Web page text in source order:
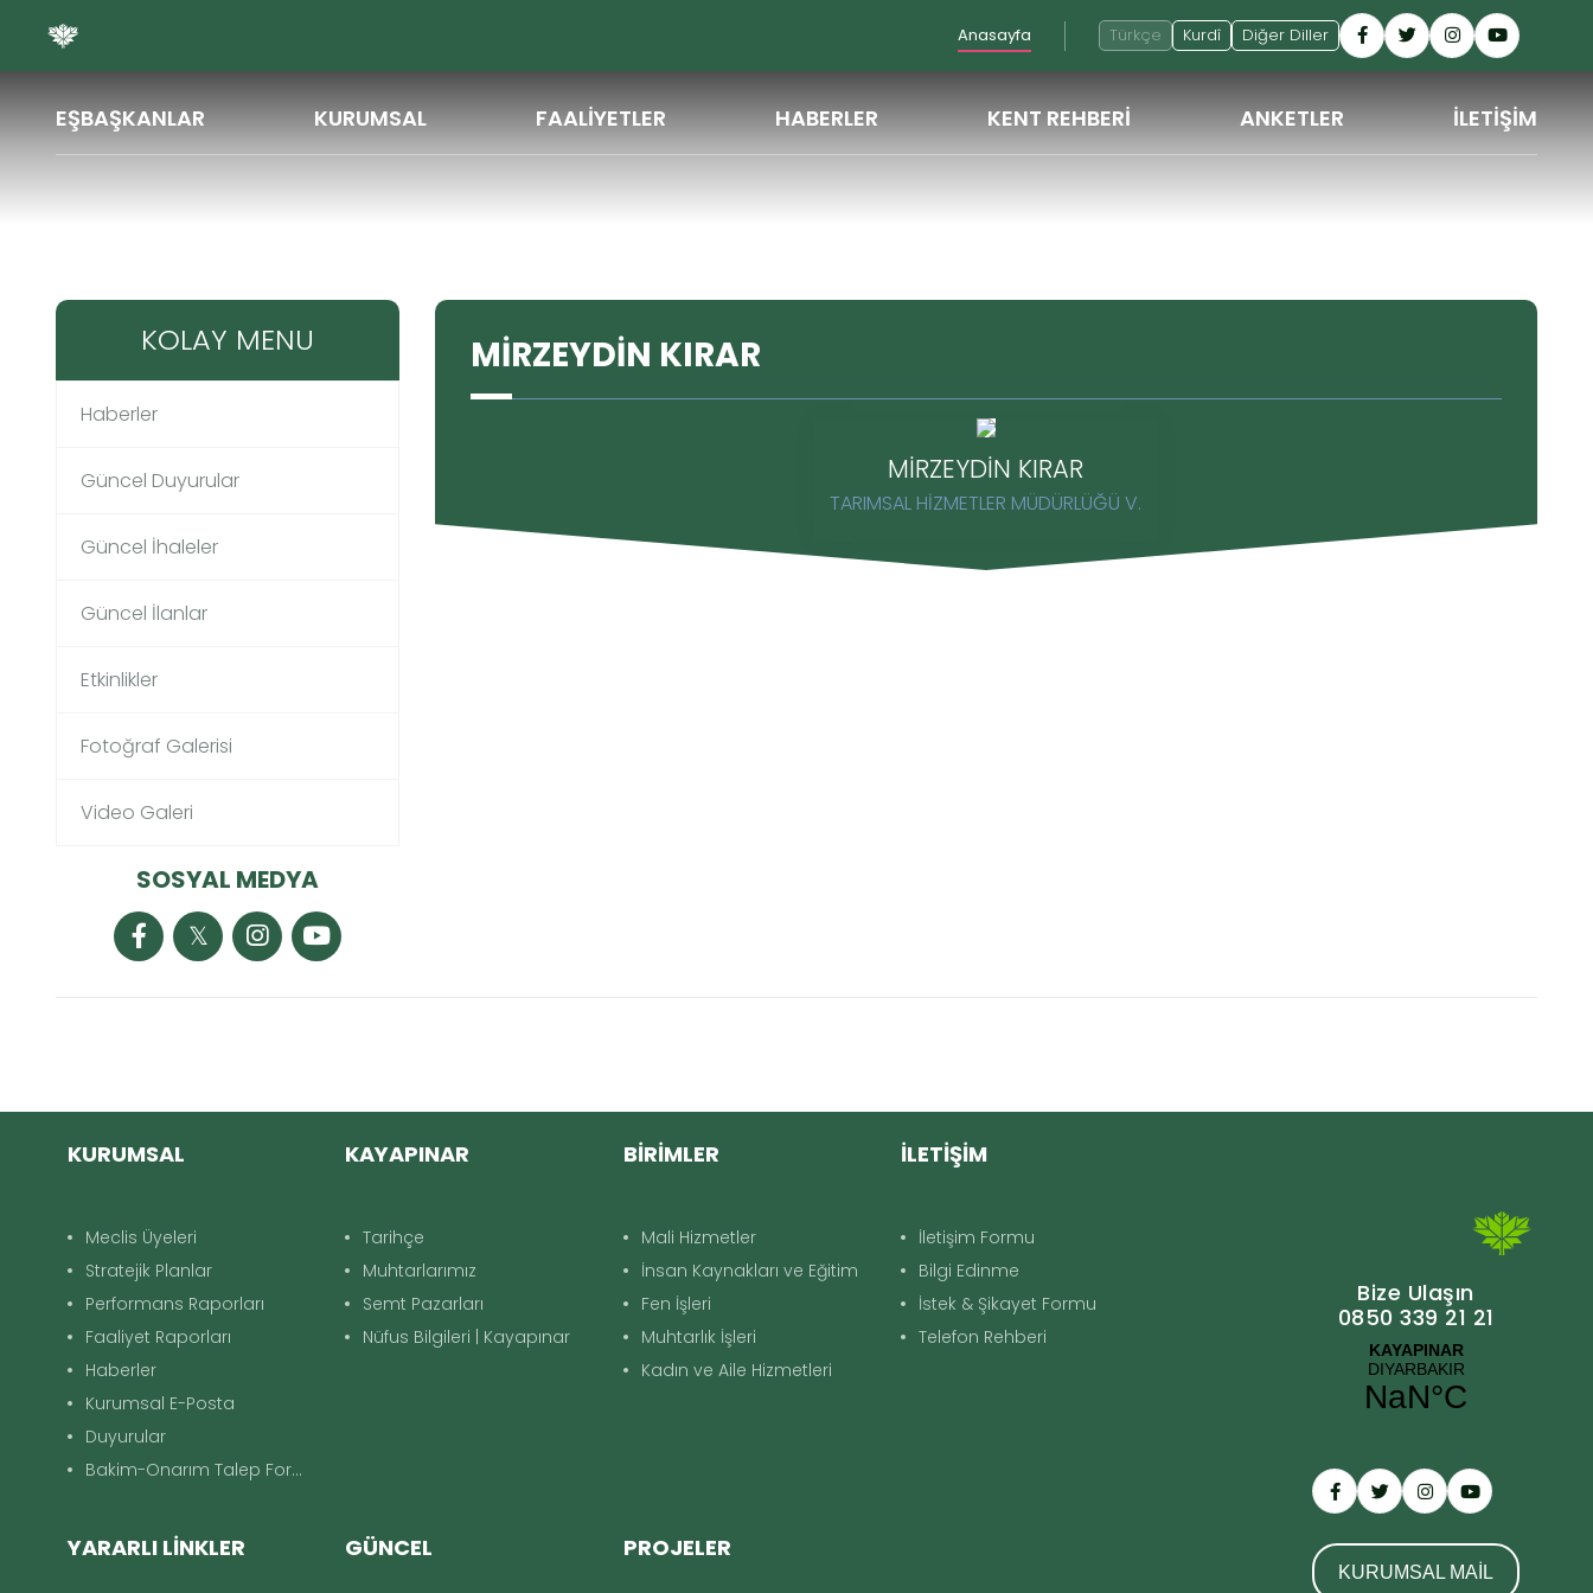
Anasayfa Türkçe Kurdî Diğer Diller
EŞBAŞKANLAR KURUMSAL FAALİYETLER HABERLER KENT REHBERİ ANKETLER İLETİŞİM
KOLAY MENU
Haberler
Güncel Duyurular
Güncel İhaleler
Güncel İlanlar
Etkinlikler
Fotoğraf Galerisi
Video Galeri
SOSYAL MEDYA
𝕏
MİRZEYDİN KIRAR
MİRZEYDİN KIRAR
TARIMSAL HİZMETLER MÜDÜRLÜĞÜ V.
KURUMSAL
Meclis Üyeleri
Stratejik Planlar
Performans Raporları
Faaliyet Raporları
Haberler
Kurumsal E-Posta
Duyurular
Bakim-Onarım Talep Formu
KAYAPINAR
Tarihçe
Muhtarlarımız
Semt Pazarları
Nüfus Bilgileri | Kayapınar
BİRİMLER
Mali Hizmetler
İnsan Kaynakları ve Eğitim
Fen İşleri
Muhtarlık İşleri
Kadın ve Aile Hizmetleri
İLETİŞİM
İletişim Formu
Bilgi Edinme
İstek & Şikayet Formu
Telefon Rehberi
YARARLI LİNKLER GÜNCEL PROJELER
Bize Ulaşın
0850 339 21 21
KURUMSAL MAİL